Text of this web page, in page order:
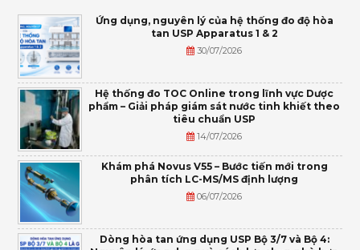
Ứng dụng, nguyên lý của hệ thống đo độ hòa
tan USP Apparatus 1 & 2
30/07/2026
Hệ thống đo TOC Online trong lĩnh vực Dược
phẩm – Giải pháp giám sát nước tinh khiết theo
tiêu chuẩn USP
14/07/2026
Khám phá Novus V55 – Bước tiến mới trong
phân tích LC-MS/MS định lượng
06/07/2026
Dòng hòa tan ứng dụng USP Bộ 3/7 và Bộ 4: